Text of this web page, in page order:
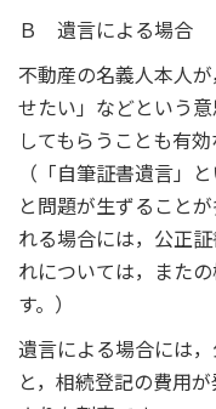
Ｂ 遺言による場合
不動産の名義人本人
せたい」などという
してもらうことも有
（「自筆証書遺言」
と問題が生ずること
れる場合には，公正
れについては，また
す。）
遺言による場合には
と，相続登記の費用